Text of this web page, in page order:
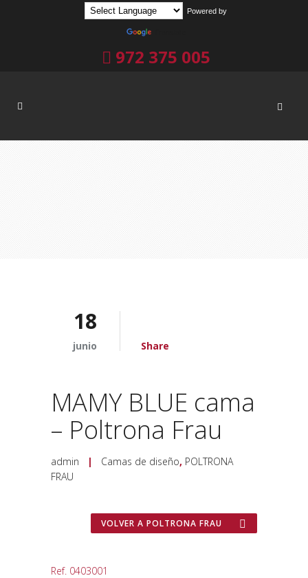
Powered by
972 375 005
18
junio Share
MAMY BLUE cama
– Poltrona Frau
admin | Camas de diseño, POLTRONA
FRAU
VOLVER A POLTRONA FRAU
Ref. 0403001